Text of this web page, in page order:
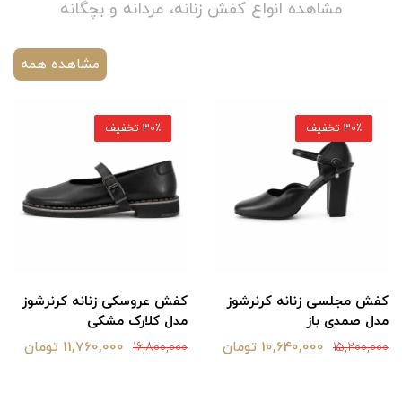
مشاهده انواع کفش زنانه، مردانه و بچگانه
مشاهده همه
کفش مجلسی زنانه کرنرشوز
مدل صمدی باز
15,200,000 10,640,000 تومان
30٪ تخفیف
کفش عروسکی زنانه کرنرشوز
مدل کلارک مشکی
16,800,000 11,760,000 تومان
30٪ تخفیف